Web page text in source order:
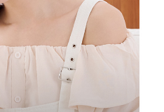
，方視為交易完成。
繳費，但若您需要取消訂單，請聯絡
訂單仍視為有效，需透過AFTEE先享
」之結帳頁面顯示為準，若有關於
相關疑問，請聯繫「AFTEE先享後付
support/home
免運費